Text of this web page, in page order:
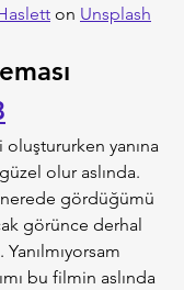
on Unsplash
yanına
olur aslında.
gördüğümü
görünce derhal
bu filmin aslında